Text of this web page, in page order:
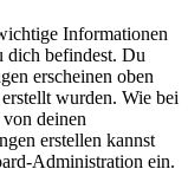
Informationen
dich befindest. Du
erscheinen oben
wurden. Wie bei
deinen
erstellen kannst
Administration ein.